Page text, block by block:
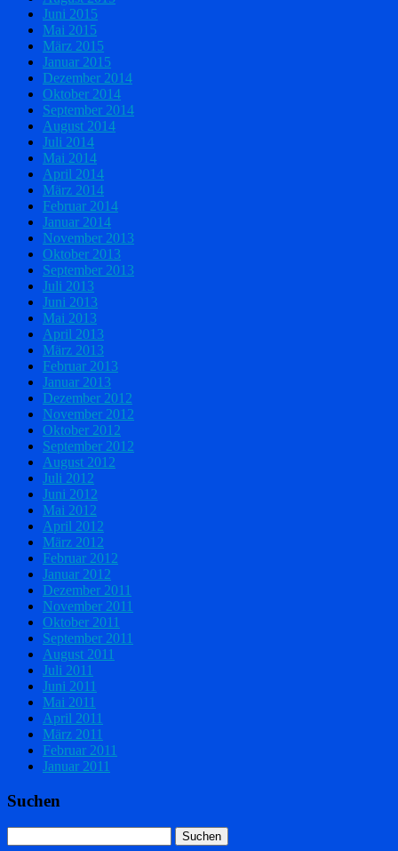
Juni 2015
Mai 2015
März 2015
Januar 2015
Dezember 2014
Oktober 2014
September 2014
August 2014
Juli 2014
Mai 2014
April 2014
März 2014
Februar 2014
Januar 2014
November 2013
Oktober 2013
September 2013
Juli 2013
Juni 2013
Mai 2013
April 2013
März 2013
Februar 2013
Januar 2013
Dezember 2012
November 2012
Oktober 2012
September 2012
August 2012
Juli 2012
Juni 2012
Mai 2012
April 2012
März 2012
Februar 2012
Januar 2012
Dezember 2011
November 2011
Oktober 2011
September 2011
August 2011
Juli 2011
Juni 2011
Mai 2011
April 2011
März 2011
Februar 2011
Januar 2011
Suchen